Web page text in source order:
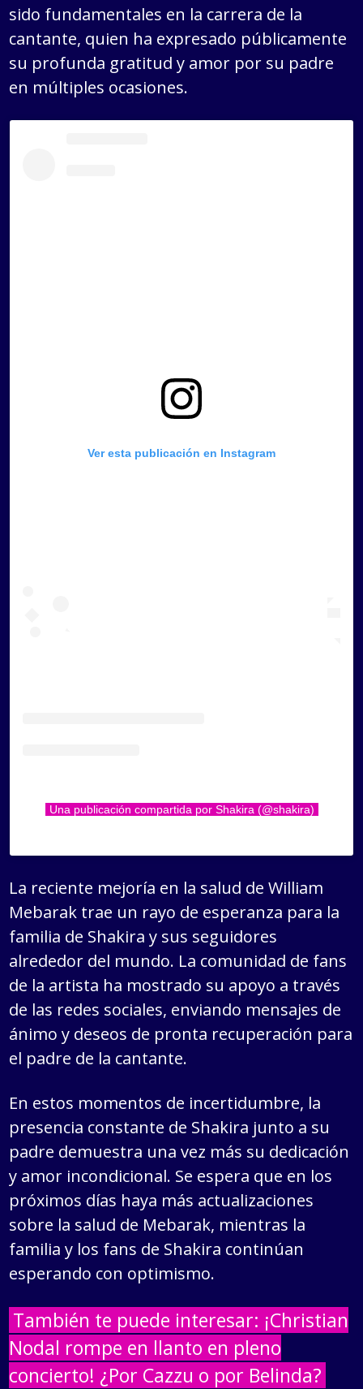
sido fundamentales en la carrera de la
cantante, quien ha expresado públicamente
su profunda gratitud y amor por su padre
en múltiples ocasiones.
Ver esta publicación en Instagram
Una publicación compartida por Shakira (@shakira)
La reciente mejoría en la salud de William
Mebarak trae un rayo de esperanza para la
familia de Shakira y sus seguidores
alrededor del mundo. La comunidad de fans
de la artista ha mostrado su apoyo a través
de las redes sociales, enviando mensajes de
ánimo y deseos de pronta recuperación para
el padre de la cantante.
En estos momentos de incertidumbre, la
presencia constante de Shakira junto a su
padre demuestra una vez más su dedicación
y amor incondicional. Se espera que en los
próximos días haya más actualizaciones
sobre la salud de Mebarak, mientras la
familia y los fans de Shakira continúan
esperando con optimismo.
También te puede interesar: ¡Christian
Nodal rompe en llanto en pleno
concierto! ¿Por Cazzu o por Belinda?